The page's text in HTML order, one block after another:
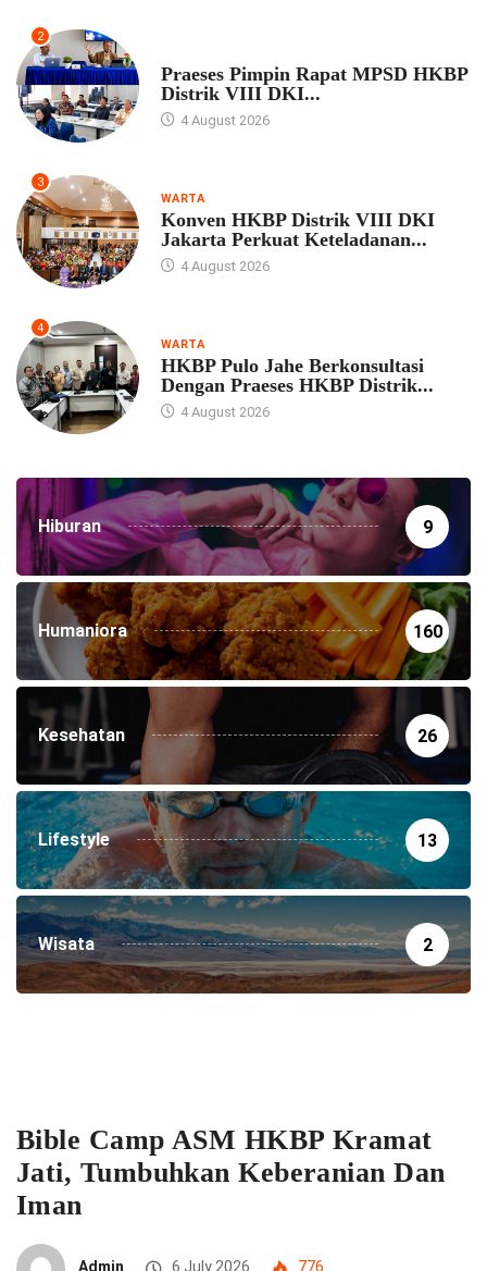
2
Praeses Pimpin Rapat MPSD HKBP
Distrik VIII DKI...
4 August 2026
3
WARTA
Konven HKBP Distrik VIII DKI
Jakarta Perkuat Keteladanan...
4 August 2026
4
WARTA
HKBP Pulo Jahe Berkonsultasi
Dengan Praeses HKBP Distrik...
4 August 2026
Hiburan 9
Humaniora 160
Kesehatan 26
Lifestyle 13
Wisata 2
Bible Camp ASM HKBP Kramat
Jati, Tumbuhkan Keberanian Dan
Iman
Admin 6 July 2026 776